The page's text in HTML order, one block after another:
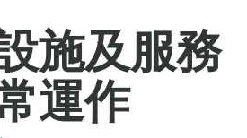
施及服務
運作